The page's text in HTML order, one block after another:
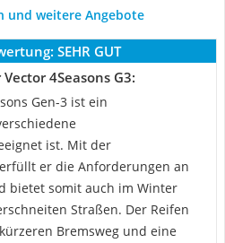
und weitere Angebote
SEHR GUT
4Seasons G3:
Gen-3 ist ein
ist. Mit der
er die Anforderungen an
bietet somit auch im Winter
Straßen. Der Reifen
Bremsweg und eine